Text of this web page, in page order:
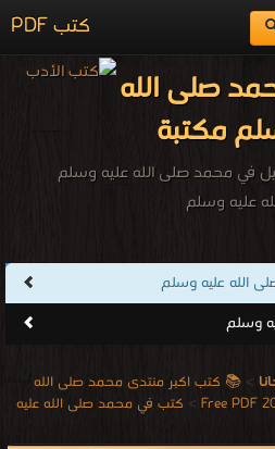
كتب PDF
صلى الله
مكتبة
في محمد صلى الله عليه وسلم
عليه وسلم
الله عليه وسلم
وسلم
> 📚 كتب اكبر منتدى محمد صلى الله
> كتب في محمد صلى الله عليه